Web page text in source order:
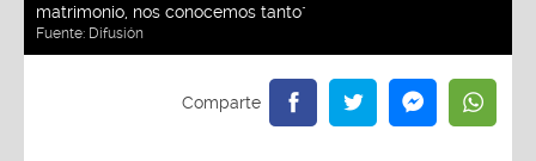
matrimonio, nos conocemos tanto"
Fuente: Difusión